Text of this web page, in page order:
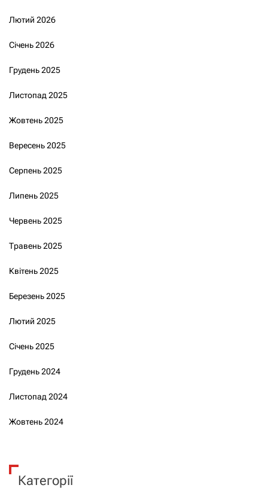
Лютий 2026
Січень 2026
Грудень 2025
Листопад 2025
Жовтень 2025
Вересень 2025
Серпень 2025
Липень 2025
Червень 2025
Травень 2025
Квітень 2025
Березень 2025
Лютий 2025
Січень 2025
Грудень 2024
Листопад 2024
Жовтень 2024
Категорії